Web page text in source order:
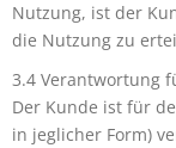
Nutzung, ist der
die Nutzung zu
3.4 Verantwortung
Der Kunde ist für
in jeglicher Form)